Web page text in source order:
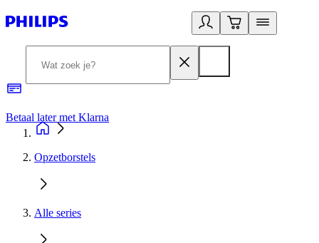
Betaal later met Klarna
Opzetborstels
Alle series